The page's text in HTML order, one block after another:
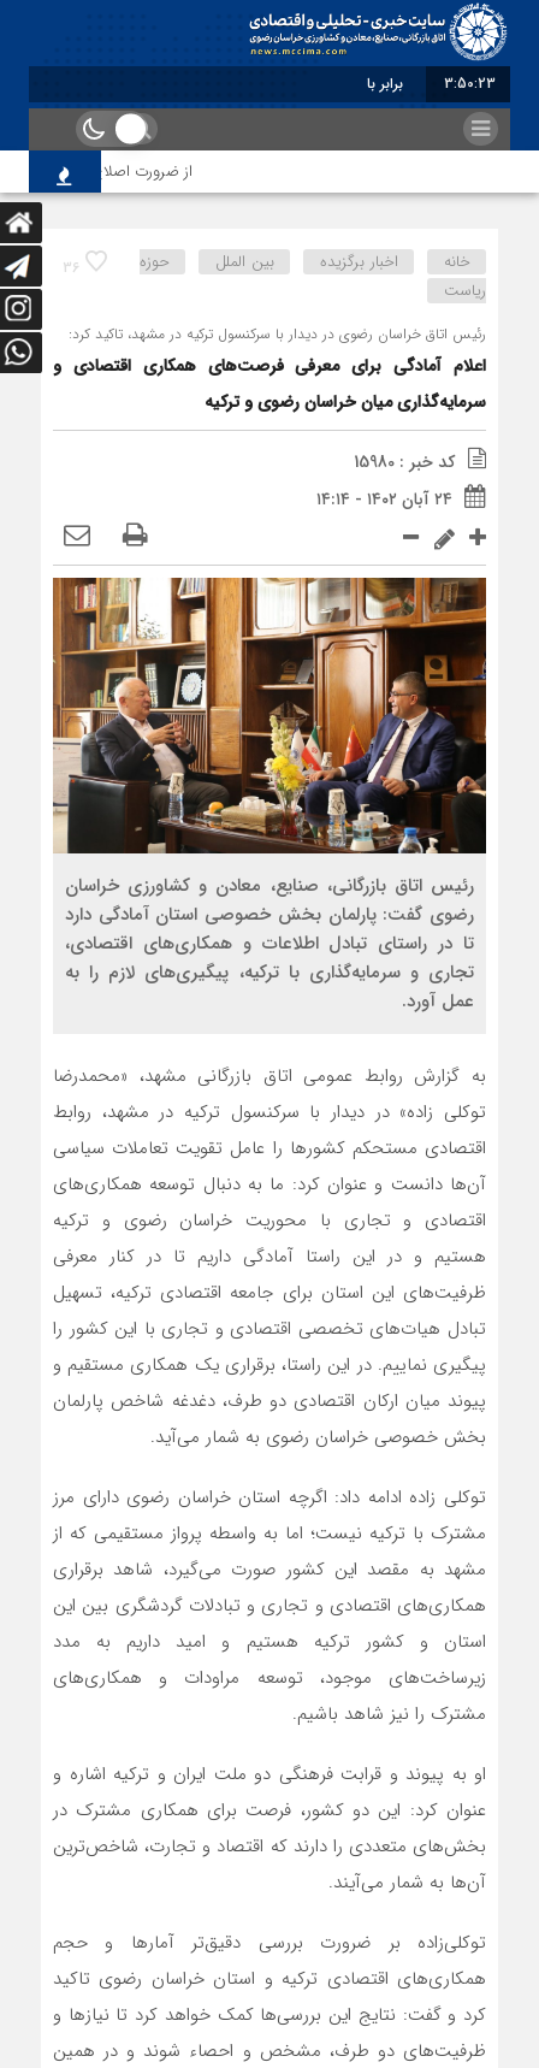
3:50:24 برابر با : Friday - 7 August - 2026
از ضرورت اصلاح رویه‌های بازرسی
36 خانه اخبار برگزیده بین الملل
حوزه
ریاست
رئیس اتاق خراسان رضوی در دیدار با سرکنسول ترکیه در مشهد، تاکید کرد:
اعلام آمادگی برای معرفی فرصت‌های همکاری اقتصادی و
سرمایه‌گذاری میان خراسان رضوی و ترکیه
کد خبر : 15980
۲۴ آبان ۱۴۰۲ - ۱۴:۱۴
رئیس اتاق بازرگانی، صنایع، معادن و کشاورزی خراسان
رضوی گفت: پارلمان بخش خصوصی استان آمادگی دارد
تا در راستای تبادل اطلاعات و همکاری‌های اقتصادی،
تجاری و سرمایه‌گذاری با ترکیه، پیگیری‌های لازم را به
عمل آورد.
به گزارش روابط عمومی اتاق بازرگانی مشهد، «محمدرضا
توکلی زاده» در دیدار با سرکنسول ترکیه در مشهد، روابط
اقتصادی مستحکم کشورها را عامل تقویت تعاملات سیاسی
آن‌ها دانست و عنوان کرد: ما به دنبال توسعه همکاری‌های
اقتصادی و تجاری با محوریت خراسان رضوی و ترکیه
هستیم و در این راستا آمادگی داریم تا در کنار معرفی
ظرفیت‌های این استان برای جامعه اقتصادی ترکیه، تسهیل
تبادل هیات‌های تخصصی اقتصادی و تجاری با این کشور را
پیگیری نماییم. در این راستا، برقراری یک همکاری مستقیم و
پیوند میان ارکان اقتصادی دو طرف، دغدغه شاخص پارلمان
بخش خصوصی خراسان رضوی به شمار می‌آید.
توکلی زاده ادامه داد: اگرچه استان خراسان رضوی دارای مرز
مشترک با ترکیه نیست؛ اما به واسطه پرواز مستقیمی که از
مشهد به مقصد این کشور صورت می‌گیرد، شاهد برقراری
همکاری‌های اقتصادی و تجاری و تبادلات گردشگری بین این
استان و کشور ترکیه هستیم و امید داریم به مدد
زیرساخت‌های موجود، توسعه مراودات و همکاری‌های
مشترک را نیز شاهد باشیم.
او به پیوند و قرابت فرهنگی دو ملت ایران و ترکیه اشاره و
عنوان کرد: این دو کشور، فرصت برای همکاری مشترک در
بخش‌های متعددی را دارند که اقتصاد و تجارت، شاخص‌ترین
آن‌ها به شمار می‌آیند.
توکلی‌زاده بر ضرورت بررسی دقیق‌تر آمارها و حجم
همکاری‌های اقتصادی ترکیه و استان خراسان رضوی تاکید
کرد و گفت: نتایج این بررسی‌ها کمک خواهد کرد تا نیازها و
ظرفیت‌های دو طرف، مشخص و احصاء شوند و در همین